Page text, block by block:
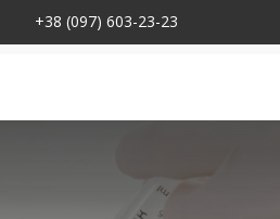
+38 (097) 603-23-23